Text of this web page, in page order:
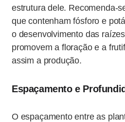
estrutura dele. Recomenda-
que contenham fósforo e
o desenvolvimento das
promovem a floração e a
assim a produção.
Espaçamento e
O espaçamento entre as